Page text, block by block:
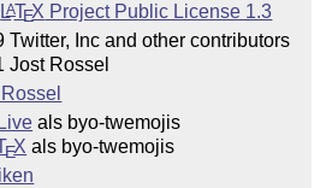
LATEX Project Public License 1.3
Twitter, Inc and other contributors
Jost Rossel
als byo-twemojis
EX als byo-twemojis